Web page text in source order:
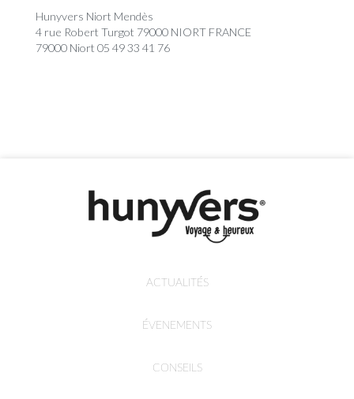
Hunyvers Niort Mendès
4 rue Robert Turgot 79000 NIORT FRANCE
79000 Niort 05 49 33 41 76
ACTUALITÉS
ÉVENEMENTS
CONSEILS